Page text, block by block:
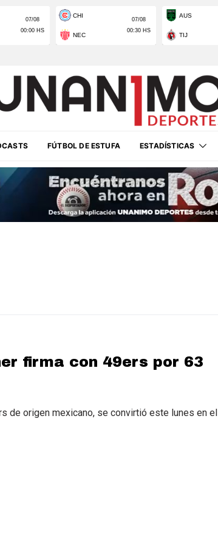
FÚTBOL DE ESTUFA ESTADÍSTICAS
firma con 49ers por 63
de origen mexicano, se convirtió este lunes en el